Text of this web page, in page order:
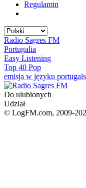
Regulamin
Radio Sagres FM
Portugalia
Easy Listening
Top 40 Pop
emisja w języku
Do ulubionych
Udział
© LogFM.com, 2009-